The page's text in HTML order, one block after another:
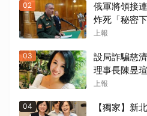
02
俄軍將領接
炸死「秘密
殺
上報
03
設局詐騙慈
理事長陳昱
上報
04
【獨家】